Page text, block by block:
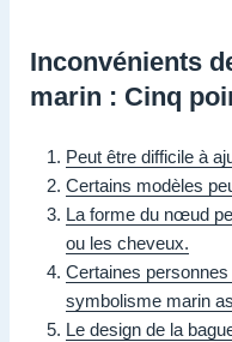
Inconvénients
marin : Cinq
Peut être difficile à
Certains modèles
La forme du nœud
ou les cheveux.
Certaines
symbolisme marin
Le design de la